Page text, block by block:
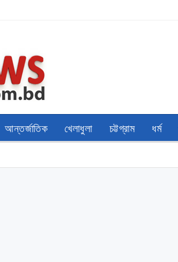
আন্তর্জাতিক খেলাধুলা চট্টগ্রাম ধর্ম